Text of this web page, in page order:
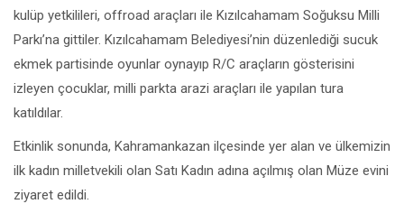
kulüp yetkilileri, offroad araçları ile Kızılcahamam Soğuksu Milli
Parkı’na gittiler. Kızılcahamam Belediyesi’nin düzenlediği sucuk
ekmek partisinde oyunlar oynayıp R/C araçların gösterisini
izleyen çocuklar, milli parkta arazi araçları ile yapılan tura
katıldılar.
Etkinlik sonunda, Kahramankazan ilçesinde yer alan ve ülkemizin
ilk kadın milletvekili olan Satı Kadın adına açılmış olan Müze evini
ziyaret edildi.